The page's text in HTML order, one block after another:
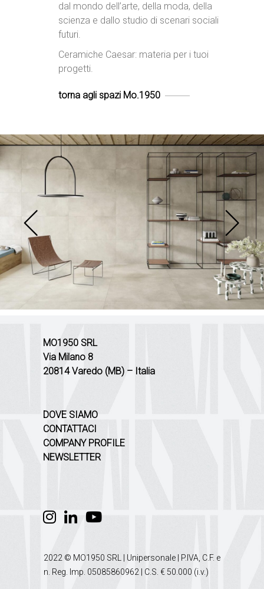
dal mondo dell’arte, della moda, della
scienza e dallo studio di scenari sociali
futuri.
Ceramiche Caesar: materia per i tuoi
progetti.
torna agli spazi Mo.1950
MO1950 SRL
Via Milano 8
20814 Varedo (MB) – Italia
DOVE SIAMO
CONTATTACI
COMPANY PROFILE
NEWSLETTER
2022 © MO1950 SRL | Unipersonale | P.IVA, C.F. e
n. Reg. Imp. 05085860962 | C.S. € 50.000 (i.v.)